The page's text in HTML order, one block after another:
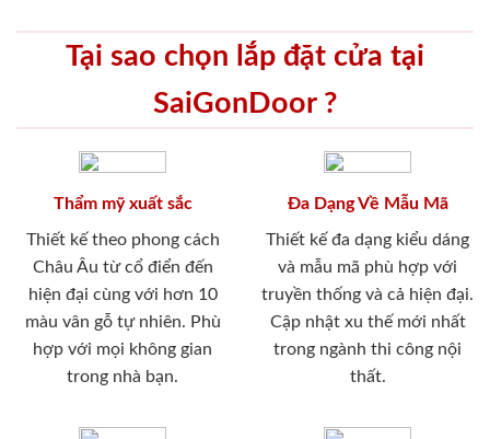
Tại sao chọn lắp đặt cửa tại
SaiGonDoor ?
Thẩm mỹ xuất sắc
Thiết kế theo phong cách
Châu Âu từ cổ điển đến
hiện đại cùng với hơn 10
màu vân gỗ tự nhiên. Phù
hợp với mọi không gian
trong nhà bạn.
Đa Dạng Về Mẫu Mã
Thiết kế đa dạng kiểu dáng
và mẫu mã phù hợp với
truyền thống và cả hiện đại.
Cập nhật xu thế mới nhất
trong ngành thi công nội
thất.